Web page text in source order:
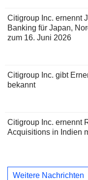
Citigroup Inc. ernennt
Banking für Japan,
zum 16. Juni 2026
Citigroup Inc. gibt
bekannt
Citigroup Inc. ernennt
Acquisitions in Indien
Weitere Nachrichten